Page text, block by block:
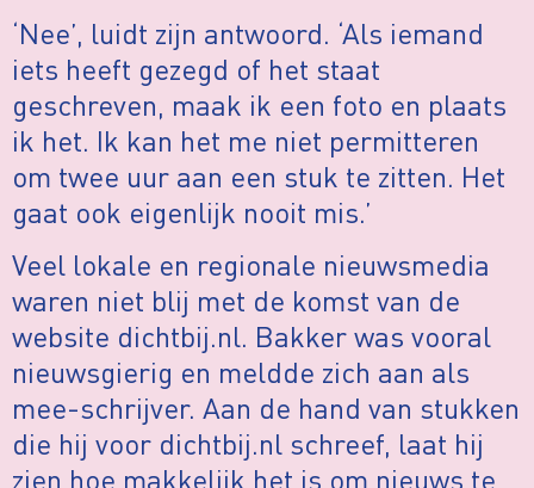
‘Nee’, luidt zijn antwoord. ‘Als iemand
iets heeft gezegd of het staat
geschreven, maak ik een foto en plaats
ik het. Ik kan het me niet permitteren
om twee uur aan een stuk te zitten. Het
gaat ook eigenlijk nooit mis.’
Veel lokale en regionale nieuwsmedia
waren niet blij met de komst van de
website dichtbij.nl. Bakker was vooral
nieuwsgierig en meldde zich aan als
mee-schrijver. Aan de hand van stukken
die hij voor dichtbij.nl schreef, laat hij
zien hoe makkelijk het is om nieuws te